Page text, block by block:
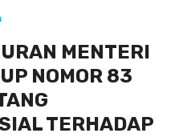
MENTERI
NOMOR 83
TERHADAP